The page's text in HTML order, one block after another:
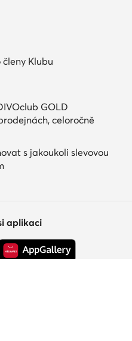
Klubu
GOLD
celoročně
s jakoukoli slevovou
aplikaci